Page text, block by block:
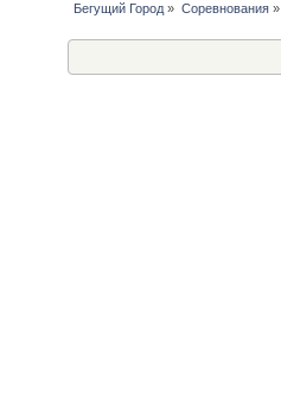
Бегущий Город » Соревнования»